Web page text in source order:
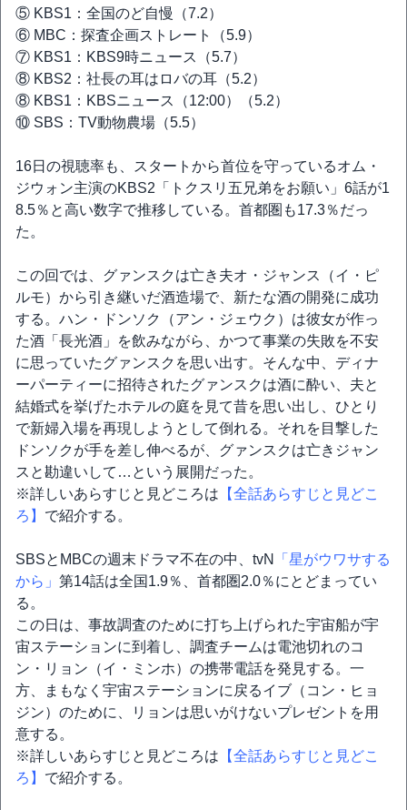
⑤ KBS1：全国のど自慢（7.2）
⑥ MBC：探査企画ストレート（5.9）
⑦ KBS1：KBS9時ニュース（5.7）
⑧ KBS2：社長の耳はロバの耳（5.2）
⑧ KBS1：KBSニュース（12:00）（5.2）
⑩ SBS：TV動物農場（5.5）
16日の視聴率も、スタートから首位を守っているオム・
ジウォン主演のKBS2「トクスリ五兄弟をお願い」6話が1
8.5％と高い数字で推移している。首都圏も17.3％だっ
た。
この回では、グァンスクは亡き夫オ・ジャンス（イ・ピ
ルモ）から引き継いだ酒造場で、新たな酒の開発に成功
する。ハン・ドンソク（アン・ジェウク）は彼女が作っ
た酒「長光酒」を飲みながら、かつて事業の失敗を不安
に思っていたグァンスクを思い出す。そんな中、ディナ
ーパーティーに招待されたグァンスクは酒に酔い、夫と
結婚式を挙げたホテルの庭を見て昔を思い出し、ひとり
で新婦入場を再現しようとして倒れる。それを目撃した
ドンソクが手を差し伸べるが、グァンスクは亡きジャン
スと勘違いして…という展開だった。
※詳しいあらすじと見どころは 【全話あらすじと見どこ
ろ】 で紹介する。
SBSとMBCの週末ドラマ不在の中、tvN
「星がウワサする
から」 第14話は全国1.9％、首都圏2.0％にとどまってい
る。
この日は、事故調査のために打ち上げられた宇宙船が宇
宙ステーションに到着し、調査チームは電池切れのコ
ン・リョン（イ・ミンホ）の携帯電話を発見する。一
方、まもなく宇宙ステーションに戻るイブ（コン・ヒョ
ジン）のために、リョンは思いがけないプレゼントを用
意する。
※詳しいあらすじと見どころは 【全話あらすじと見どこ
ろ】 で紹介する。